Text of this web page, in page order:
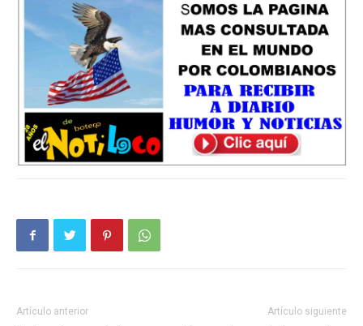
Artículo anterior Artículo siguiente